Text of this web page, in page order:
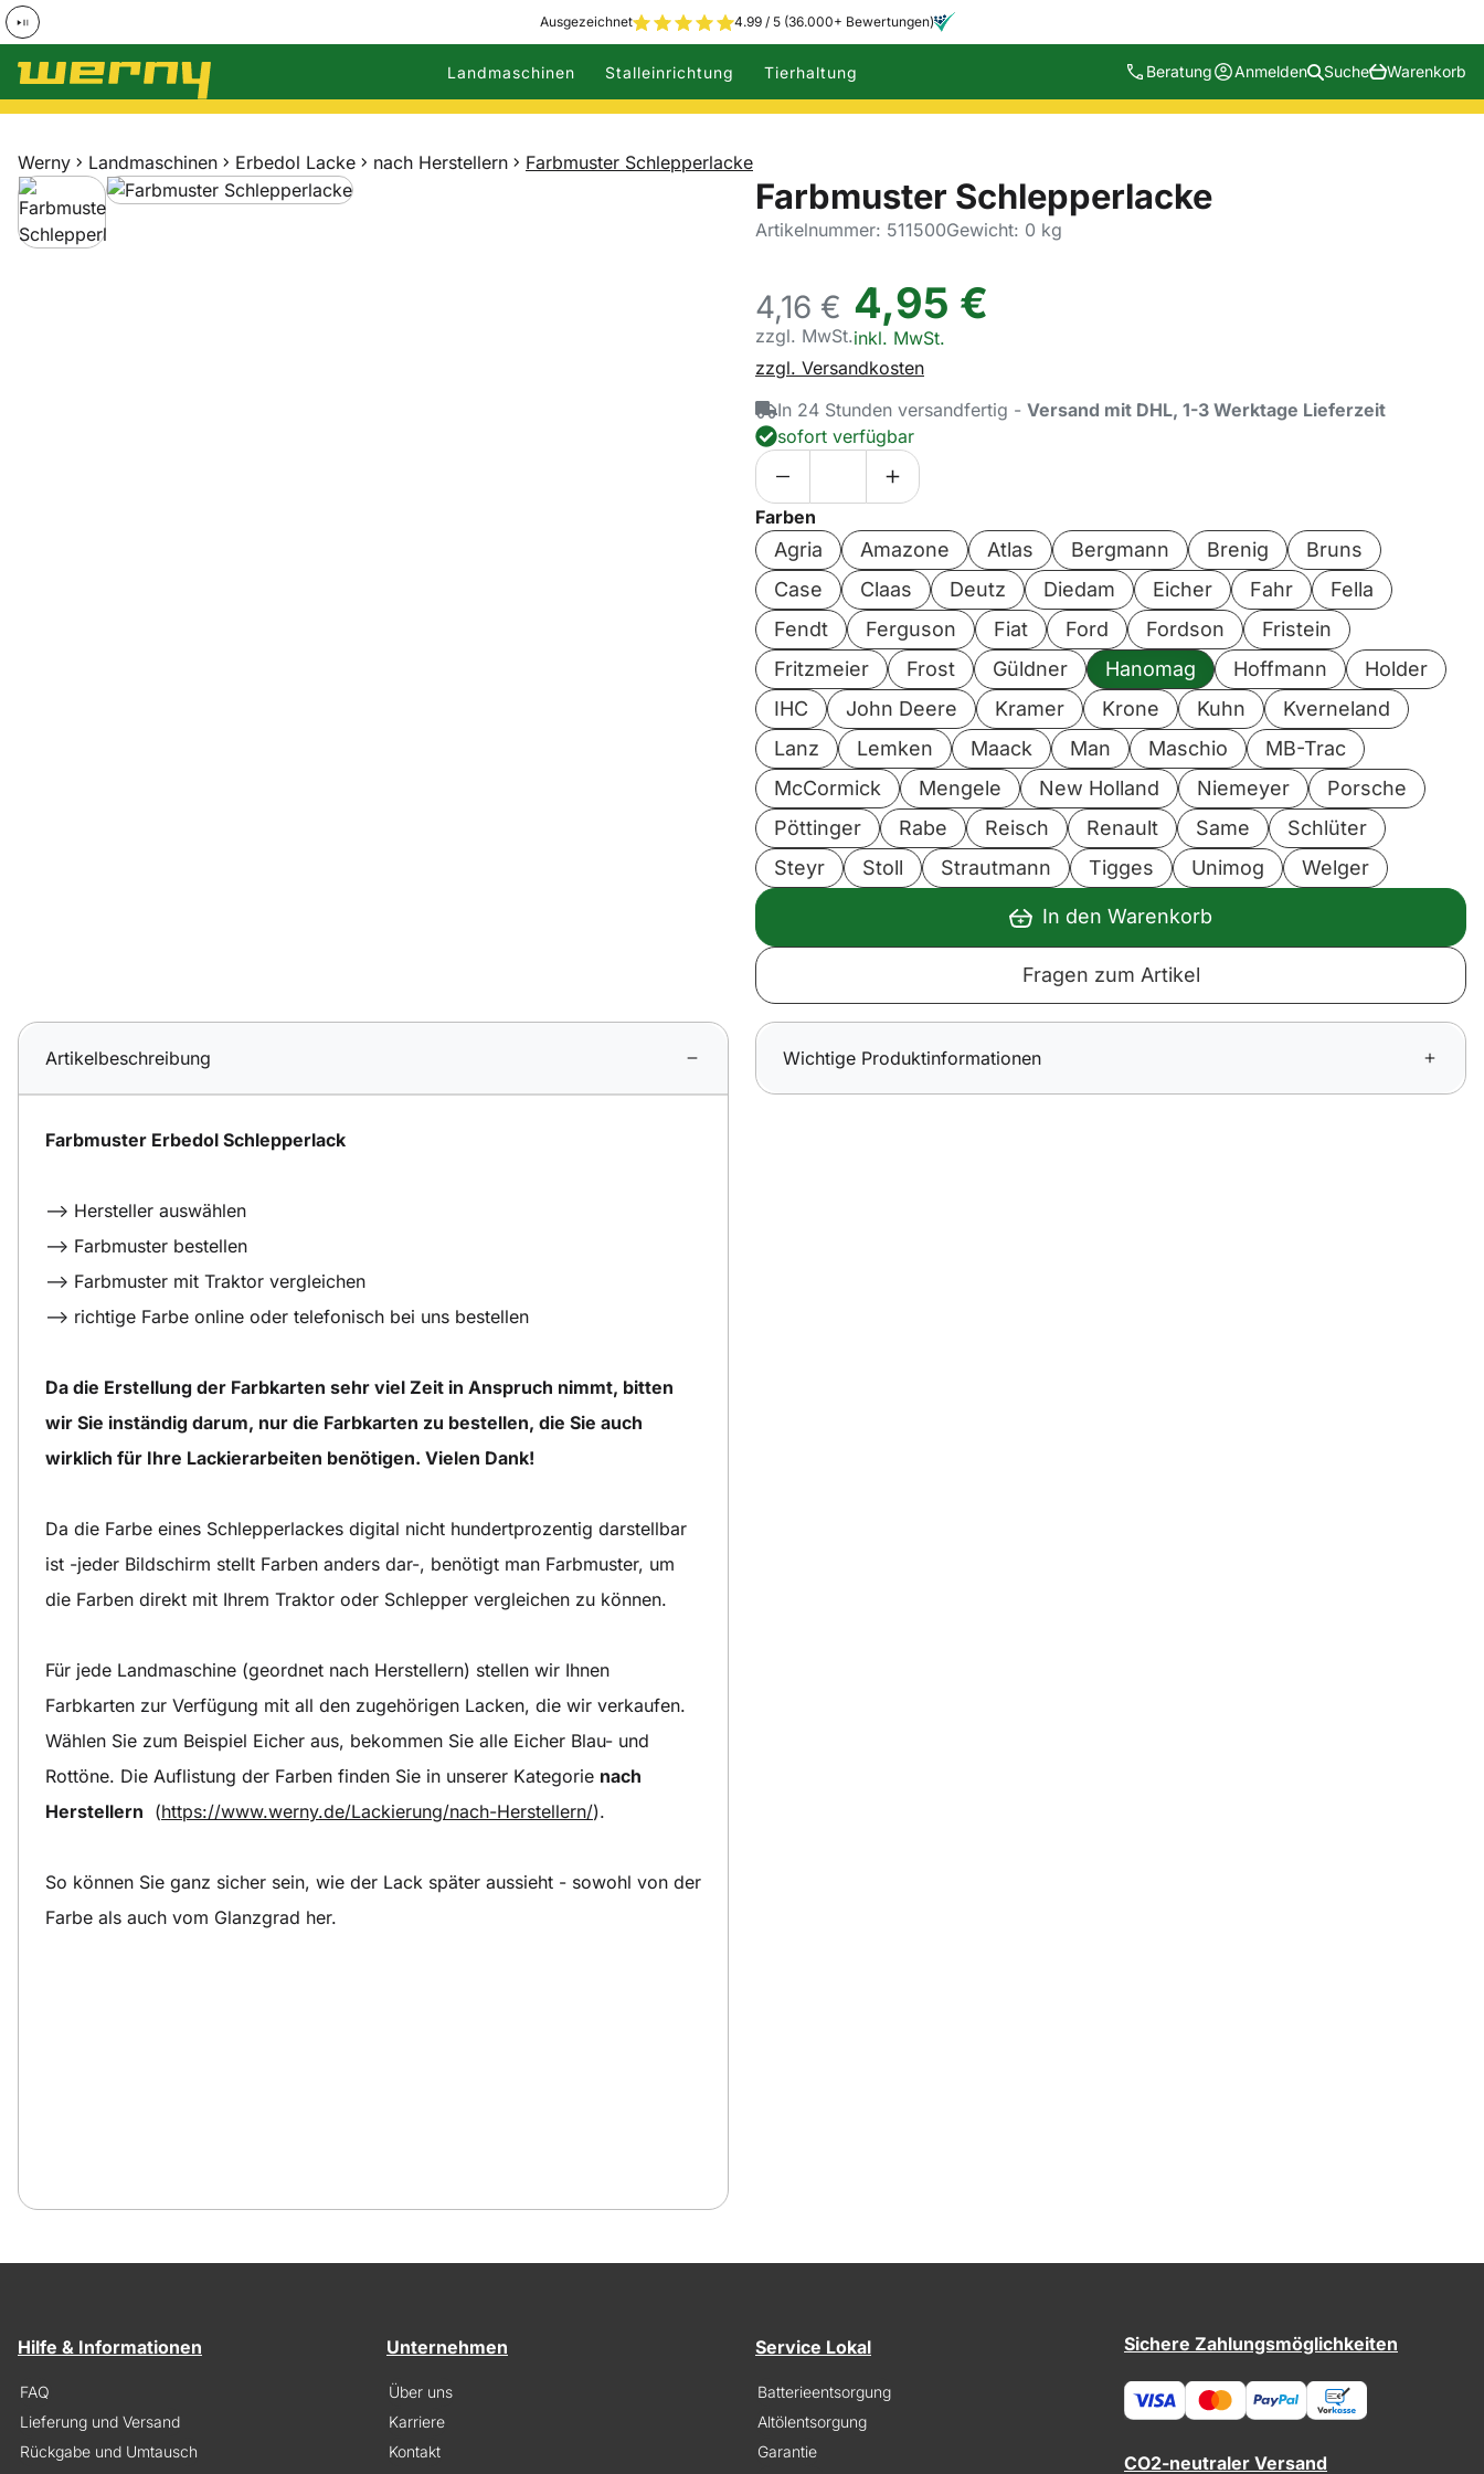
Ausgezeichnet 4.99 / 5 (36.000+ Bewertungen)
Zum Hauptinhalt springen
Landmaschinen Stalleinrichtung Tierhaltung Beratung Anmelden Suche Warenkorb
Werny Landmaschinen Erbedol Lacke nach Herstellern Farbmuster Schlepperlacke
Produktgalerie
Zur Kaufbox springen
Farbmuster Schlepperlacke
Artikelnummer: 511500Gewicht: 0 kg
4,16 €
zzgl. MwSt.
4,95 €
Steuerhinweis:
inkl. MwSt.
zzgl. Versandkosten
In 24 Stunden versandfertig - Versand mit DHL, 1-3 Werktage Lieferzeit
sofort verfügbar
Farben
Agria Amazone Atlas Bergmann Brenig
Bruns
Case
Claas Deutz Diedam Eicher Fahr
Fella
Fendt
Ferguson Fiat Ford Fordson
Fristein
Fritzmeier
Frost Güldner Hanomag Hoffmann
Holder
IHC
John Deere Kramer Krone Kuhn
Kverneland
Lanz
Lemken Maack Man Maschio
MB-Trac
McCormick
Mengele New Holland Niemeyer
Porsche
Pöttinger
Rabe Reisch Renault Same
Schlüter
Steyr
Stoll Strautmann Tigges Unimog Welger
In den Warenkorb
Fragen zum Artikel
Artikelbeschreibung
Farbmuster Erbedol Schlepperlack
--> Hersteller auswählen
--> Farbmuster bestellen
--> Farbmuster mit Traktor vergleichen
--> richtige Farbe online oder telefonisch bei uns bestellen
Da die Erstellung der Farbkarten sehr viel Zeit in Anspruch nimmt, bitten
wir Sie inständig darum, nur die Farbkarten zu bestellen, die Sie auch
wirklich für Ihre Lackierarbeiten benötigen. Vielen Dank!
Da die Farbe eines Schlepperlackes digital nicht hundertprozentig darstellbar
ist -jeder Bildschirm stellt Farben anders dar-, benötigt man Farbmuster, um
die Farben direkt mit Ihrem Traktor oder Schlepper vergleichen zu können.
Für jede Landmaschine (geordnet nach Herstellern) stellen wir Ihnen
Farbkarten zur Verfügung mit all den zugehörigen Lacken, die wir verkaufen.
Wählen Sie zum Beispiel Eicher aus, bekommen Sie alle Eicher Blau- und
Rottöne. Die Auflistung der Farben finden Sie in unserer Kategorie nach
Herstellern (https://www.werny.de/Lackierung/nach-Herstellern/).
So können Sie ganz sicher sein, wie der Lack später aussieht - sowohl von der
Farbe als auch vom Glanzgrad her.
Wichtige Produktinformationen
Hilfe & Informationen
FAQ
Lieferung und Versand
Rückgabe und Umtausch
Unternehmen
Über uns
Karriere
Kontakt
Service Lokal
Batterieentsorgung
Altölentsorgung
Garantie
Sichere Zahlungsmöglichkeiten
CO2-neutraler Versand